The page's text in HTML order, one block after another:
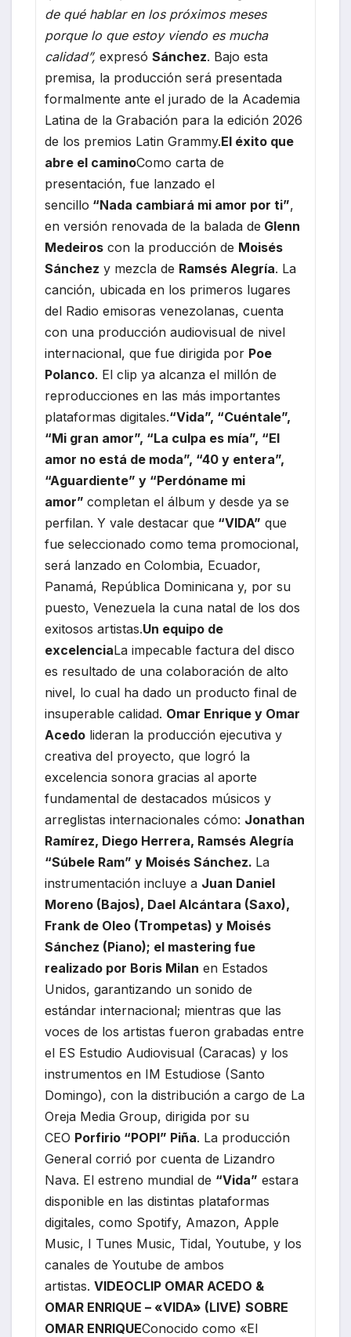
de qué hablar en los próximos meses
porque lo que estoy viendo es mucha
calidad”, expresóSánchez. Bajo esta
premisa, la producción será presentada
formalmente ante el jurado de la Academia
Latina de la Grabación para la edición 2026
de los premios Latin Grammy.El éxito que
abre el caminoComo carta de
presentación, fue lanzado el
sencillo “Nada cambiará mi amor por ti”,
en versión renovada de la balada de Glenn
Medeiros con la producción de Moisés
Sánchez y mezcla de Ramsés Alegría. La
canción, ubicada en los primeros lugares
del Radio emisoras venezolanas, cuenta
con una producción audiovisual de nivel
internacional, que fue dirigida por Poe
Polanco. El clip ya alcanza el millón de
reproducciones en las más importantes
plataformas digitales.“Vida”, “Cuéntale”,
“Mi gran amor”, “La culpa es mía”, “El
amor no está de moda”, “40 y entera”,
“Aguardiente” y “Perdóname mi
amor”completan el álbum y desde ya se
perfilan. Y vale destacar que “VIDA” que
fue seleccionado como tema promocional,
será lanzado en Colombia, Ecuador,
Panamá, República Dominicana y, por su
puesto, Venezuela la cuna natal de los dos
exitosos artistas.Un equipo de
excelenciaLa impecable factura del disco
es resultado de una colaboración de alto
nivel, lo cual ha dado un producto final de
insuperable calidad. Omar Enrique y Omar
Acedo lideran la producción ejecutiva y
creativa del proyecto, que logró la
excelencia sonora gracias al aporte
fundamental de destacados músicos y
arreglistas internacionales cómo: Jonathan
Ramírez, Diego Herrera, Ramsés Alegría
“Súbele Ram” y Moisés Sánchez. La
instrumentación incluye a Juan Daniel
Moreno (Bajos), Dael Alcántara (Saxo),
Frank de Oleo (Trompetas) y Moisés
Sánchez (Piano); el mastering fue
realizado por Boris Milan en Estados
Unidos, garantizando un sonido de
estándar internacional; mientras que las
voces de los artistas fueron grabadas entre
el ES Estudio Audiovisual (Caracas) y los
instrumentos en IM Estudiose (Santo
Domingo), con la distribución a cargo de La
Oreja Media Group, dirigida por su
CEO Porfirio “POPI” Piña. La producción
General corrió por cuenta de Lizandro
Nava. El estreno mundial de “Vida” estara
disponible en las distintas plataformas
digitales, como Spotify, Amazon, Apple
Music, I Tunes Music, Tidal, Youtube, y los
canales de Youtube de ambos
artistas.VIDEOCLIP OMAR ACEDO &
OMAR ENRIQUE – «VIDA» (LIVE) SOBRE
OMAR ENRIQUEConocido como «El